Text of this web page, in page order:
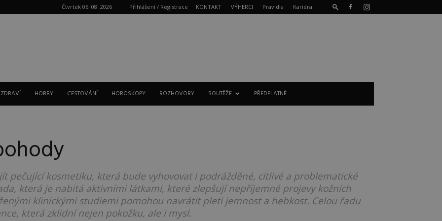
Čtvrtek 06. 08. 2026 Přihlášení / Registrace KONTAKT VÝHERCI Pravidla Kariéra
HOBBY CESTOVÁNÍ HOROSKOPY ROZHOVORY SOUTĚŽE PŘEDPLATNÉ
pečující kosmetiku, která bude vyhovovat i podrážděné, citlivé a problematické
která je nabitá aktivními látkami, které zlepšují nepříjemné projevy kožních
klinickými studiemi pomohou navrátit pleti jemnost a hebkost. Celou řadu
která zklidní nejen pokožku, ale i mysl.